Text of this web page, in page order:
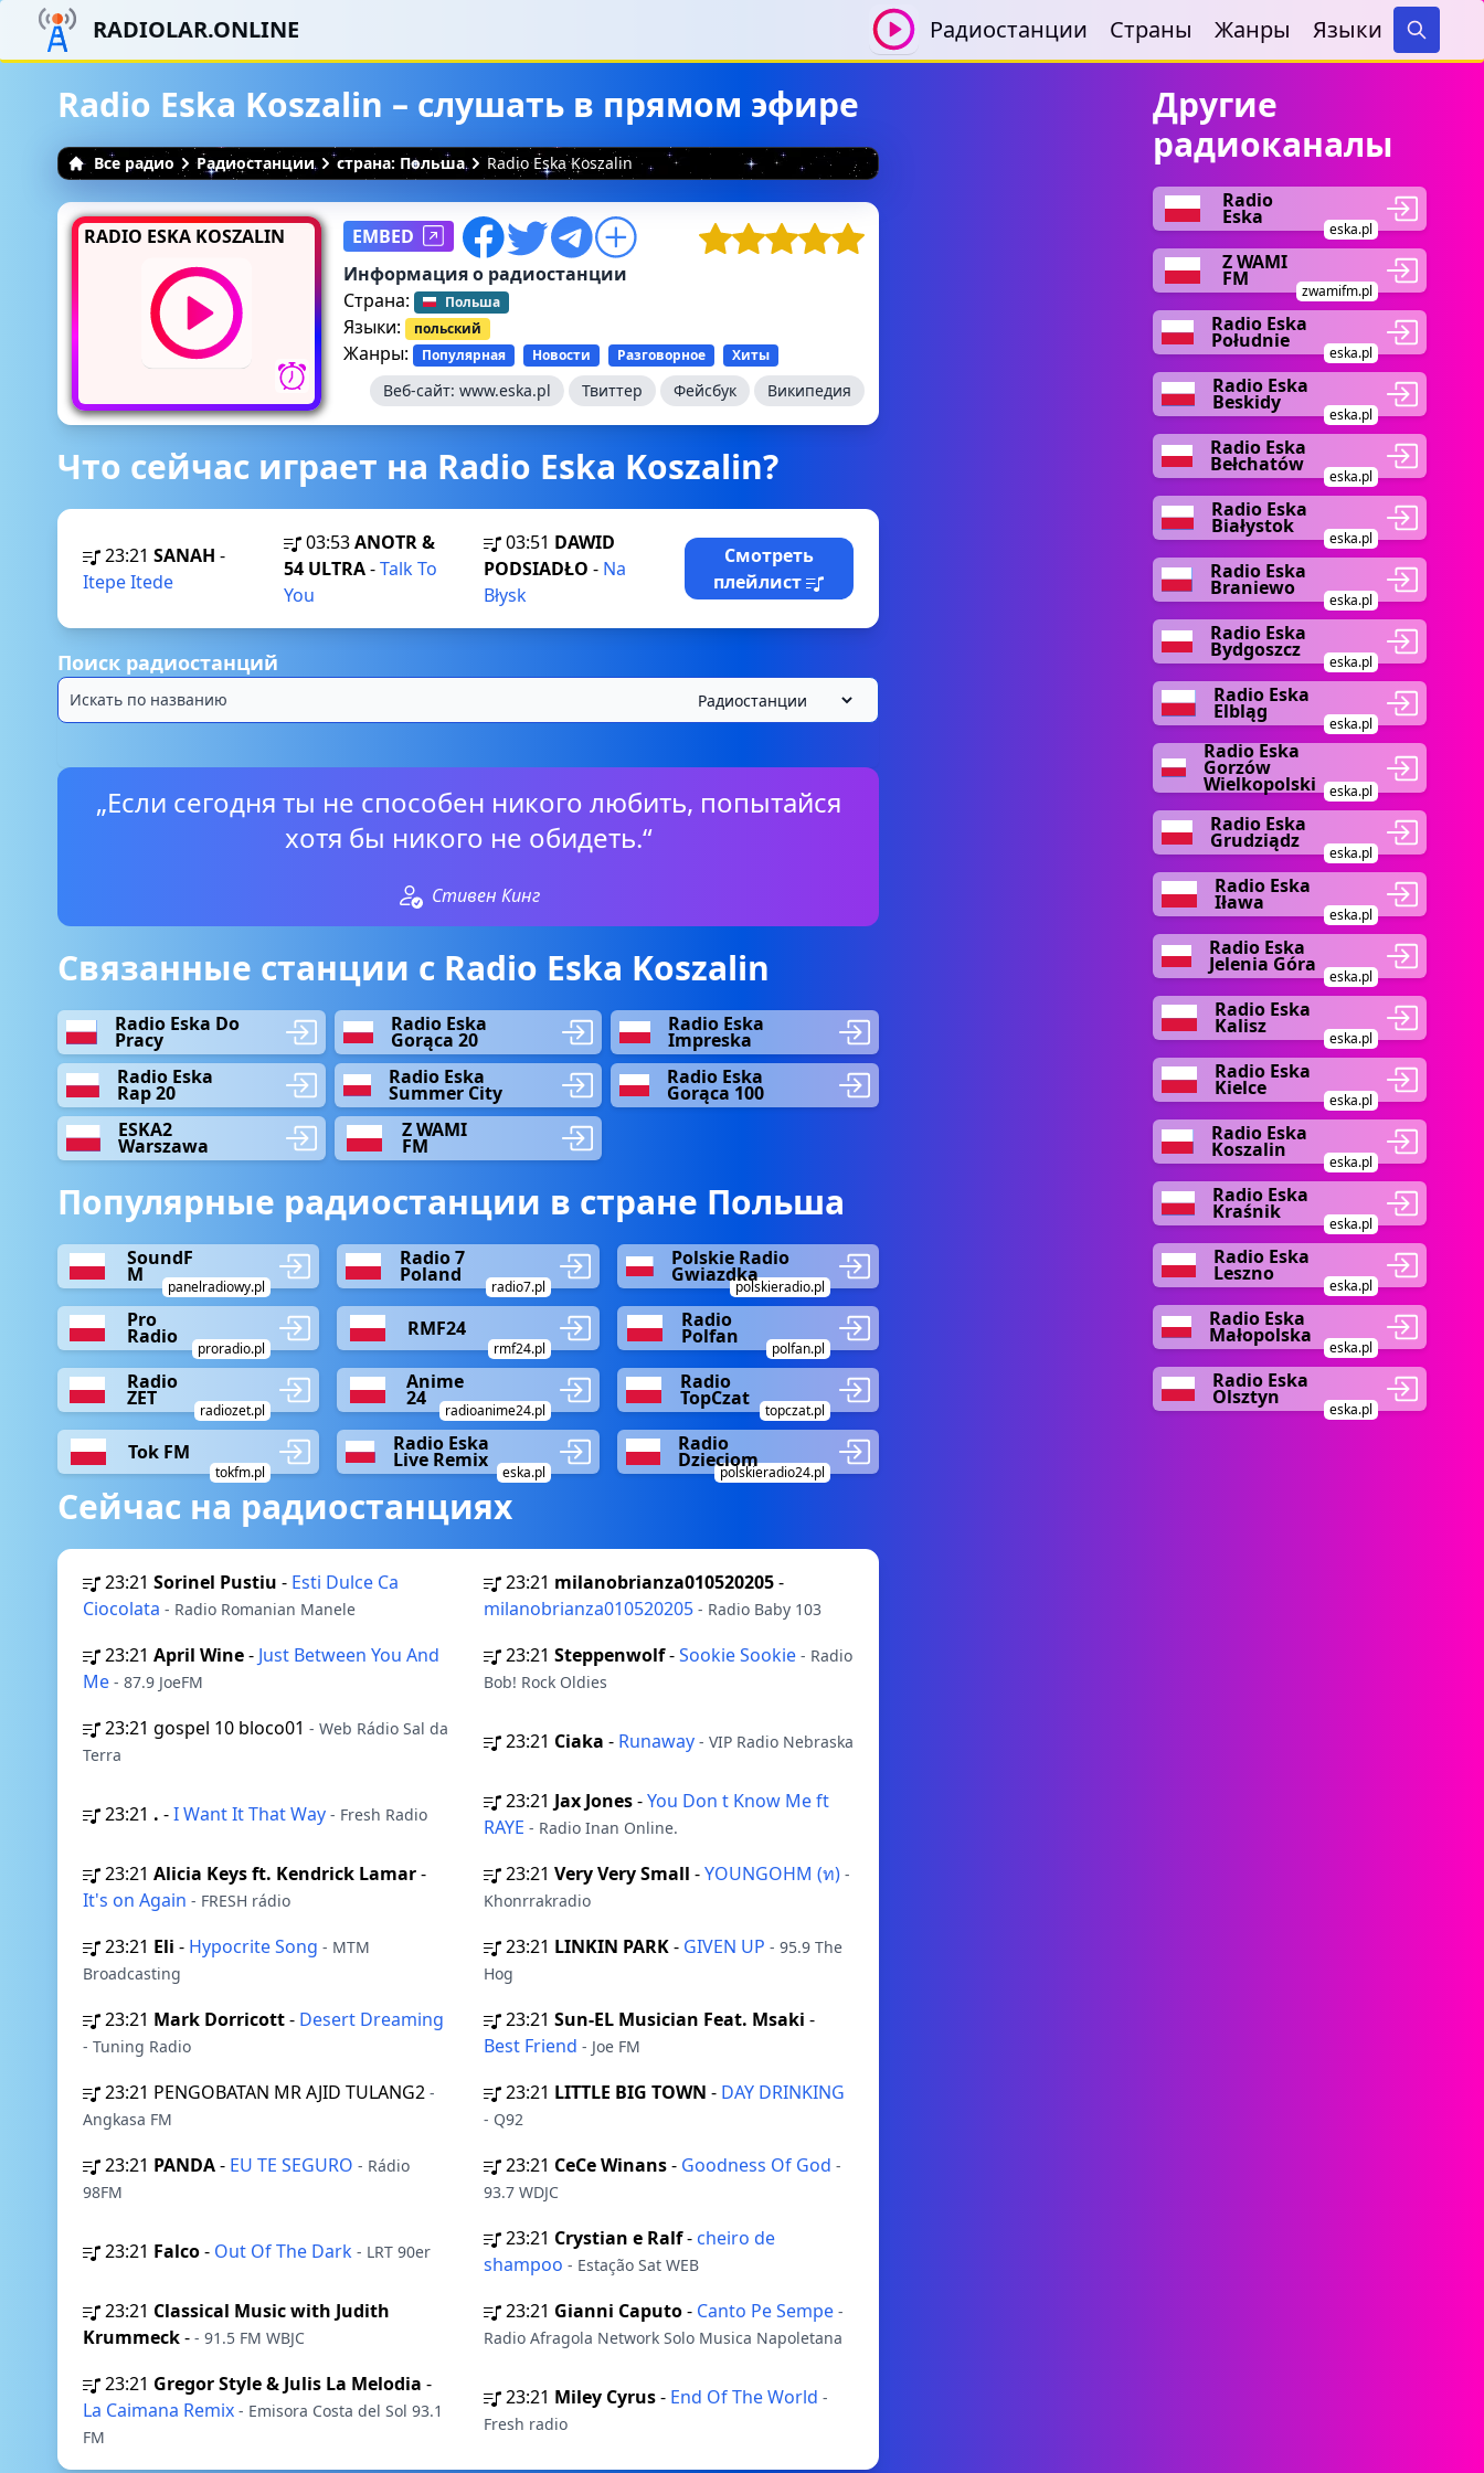
RADIOLAR.ONLINE Радиостанции Страны Жанры Языки
Search
Radio Eska Koszalin – слушать в прямом эфире
Все радио Радиостанции страна: Польша Radio Eska Koszalin
RADIO ESKA KOSZALIN
EMBED
Информация о радиостанции
Страна:
Польша
Языки: польский
Жанры: Популярная Новости Разговорное Хиты
Веб-сайт: www.eska.pl Твиттер Фейсбук Википедия
Что сейчас играет на Radio Eska Koszalin?
23:21 SANAH -
Itepe Itede
03:53 ANOTR &
54 ULTRA-Talk To
You
03:51 DAWID
PODSIADŁO - Na
Błysk
Смотреть
плейлист
Поиск радиостанций
„Если сегодня ты не способен никого любить, попытайся
хотя бы никого не обидеть.“
Стивен Кинг
Связанные станции с Radio Eska Koszalin
Radio Eska Do
Pracy
Radio Eska
Gorąca 20
Radio Eska
Impreska
Radio Eska
Rap 20
Radio Eska
Summer City
Radio Eska
Gorąca 100
ESKA2
Warszawa
Z WAMI
FM
Популярные радиостанции в стране Польша
SoundF
M
panelradiowy.pl
Radio 7
Poland
radio7.pl
Polskie Radio
Gwiazdka
polskieradio.pl
Pro
Radio
proradio.pl
RMF24
rmf24.pl
Radio
Polfan
polfan.pl
Radio
ZET
radiozet.pl
Anime
24
radioanime24.pl
Radio
TopCzat
topczat.pl
Tok FM
tokfm.pl
Radio Eska
Live Remix
eska.pl
Radio
Dzieciom
polskieradio24.pl
Сейчас на радиостанциях
23:21 Sorinel Pustiu - Esti Dulce Ca
Ciocolata - Radio Romanian Manele
23:21 milanobrianza010520205-
milanobrianza010520205 - Radio Baby 103
23:21 April Wine- Just Between You And
Me - 87.9 JoeFM
23:21 Steppenwolf-Sookie Sookie - Radio
Bob! Rock Oldies
23:21 gospel 10 bloco01 - Web Rádio Sal da
Terra
23:21 Ciaka - Runaway - VIP Radio Nebraska
23:21 . -I Want It That Way - Fresh Radio
23:21 Jax Jones-You Don t Know Me ft
RAYE - Radio Inan Online.
23:21 Alicia Keys ft. Kendrick Lamar-
It's on Again - FRESH rádio
23:21 Very Very Small -YOUNGOHM (ท) -
Khonrrakradio
23:21 Eli - Hypocrite Song - MTM
Broadcasting
23:21 LINKIN PARK- GIVEN UP - 95.9 The
Hog
23:21 Mark Dorricott- Desert Dreaming
- Tuning Radio
23:21 Sun-EL Musician Feat. Msaki -
Best Friend - Joe FM
23:21 PENGOBATAN MR AJID TULANG2 -
Angkasa FM
23:21 LITTLE BIG TOWN - DAY DRINKING
- Q92
23:21 PANDA- EU TE SEGURO - Rádio
98FM
23:21 CeCe Winans- Goodness Of God -
93.7 WDJC
23:21 Falco- Out Of The Dark - LRT 90er
23:21 Crystian e Ralf- cheiro de
shampoo - Estação Sat WEB
23:21 Classical Music with Judith
Krummeck- - 91.5 FM WBJC
23:21 Gianni Caputo- Canto Pe Sempe -
Radio Afragola Network Solo Musica Napoletana
23:21 Gregor Style & Julis La Melodia -
La Caimana Remix - Emisora Costa del Sol 93.1
FM
23:21 Miley Cyrus- End Of The World -
Fresh radio
Другие
радиоканалы
Radio
Eska
eska.pl
Z WAMI
FM
zwamifm.pl
Radio Eska
Południe
eska.pl
Radio Eska
Beskidy
eska.pl
Radio Eska
Bełchatów
eska.pl
Radio Eska
Białystok
eska.pl
Radio Eska
Braniewo
eska.pl
Radio Eska
Bydgoszcz
eska.pl
Radio Eska
Elbląg
eska.pl
Radio Eska
Gorzów
Wielkopolski eska.pl
Radio Eska
Grudziądz
eska.pl
Radio Eska
Iława
eska.pl
Radio Eska
Jelenia Góra
eska.pl
Radio Eska
Kalisz
eska.pl
Radio Eska
Kielce
eska.pl
Radio Eska
Koszalin
eska.pl
Radio Eska
Kraśnik
eska.pl
Radio Eska
Leszno
eska.pl
Radio Eska
Małopolska
eska.pl
Radio Eska
Olsztyn
eska.pl